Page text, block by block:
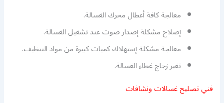
معالجة كافة أعطال محرك الغسالة.
إصلاح مشكلة إصدار صوت عند تشغيل الغسالة.
معالجة مشكلة إستهلاك كميات كبيرة من مواد التنظيف.
تغير زجاج غطاء الغسالة.
فني تصليح غسالات ونشافات